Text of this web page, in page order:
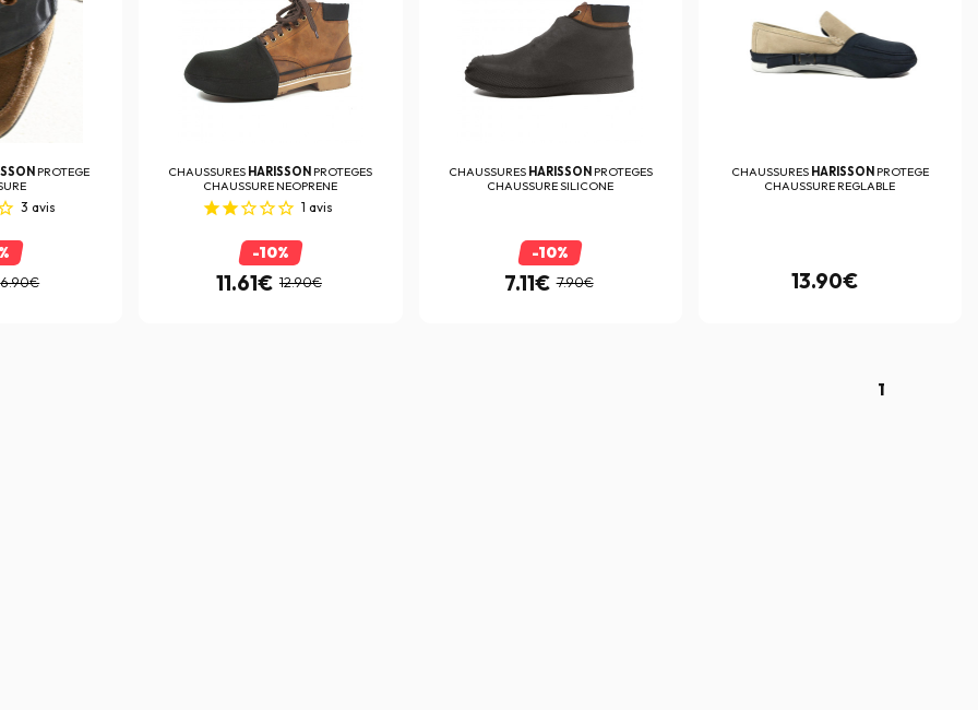
PROTEGE
3 avis
6.90€
CHAUSSURES HARISSON PROTEGES
CHAUSSURE NEOPRENE
1 avis
-10%
11.61€ 12.90€
CHAUSSURES HARISSON PROTEGES
CHAUSSURE SILICONE
-10%
7.11€ 7.90€
CHAUSSURES HARISSON PROTEGE
CHAUSSURE REGLABLE
13.90€
1